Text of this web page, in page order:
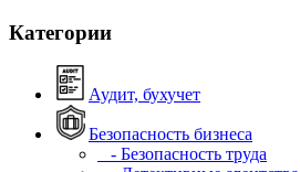
Категории
Аудит, бухучет
Безопасность бизнеса
- Безопасность труда